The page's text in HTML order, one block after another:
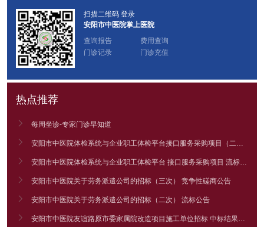
扫描二维码 登录
安阳市中医院掌上医院
查询报告
费用查询
门诊记录
门诊充值
热点推荐
 每周坐诊-专家门诊早知道
 安阳市中医院体检系统与企业职工体检平台接口服务采购项目（二次） 竞争性谈判公告
 安阳市中医院体检系统与企业职工体检平台 接口服务采购项目 流标公告
 安阳市中医院关于劳务派遣公司的招标（三次） 竞争性磋商公告
 安阳市中医院关于劳务派遣公司的招标（二次） 流标公告
 安阳市中医院友谊路原市委家属院改造项目施工单位招标 中标结果公告